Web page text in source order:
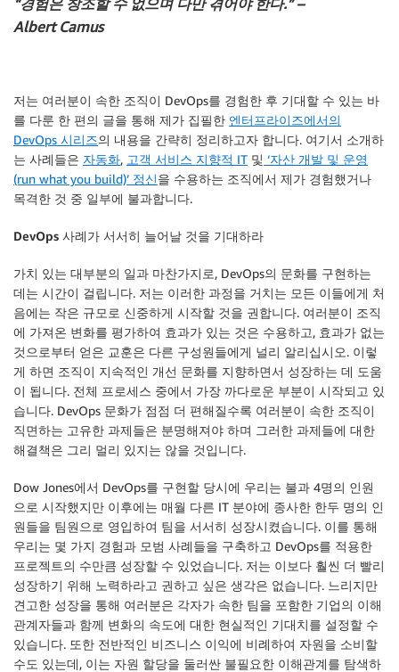
“경험은 창조할 수 없으며 다만 겪어야 한다.” –
Albert Camus
저는 여러분이 속한 조직이 DevOps를 경험한 후 기대할 수 있는 바
를 다룬 한 편의 글을 통해 제가 집필한 엔터프라이즈에서의
DevOps 시리즈의 내용을 간략히 정리하고자 합니다. 여기서 소개하
는 사례들은 자동화, 고객 서비스 지향적 IT 및 ‘자산 개발 및 운영
(run what you build)’ 정신을 수용하는 조직에서 제가 경험했거나
목격한 것 중 일부에 불과합니다.
DevOps 사례가 서서히 늘어날 것을 기대하라
가치 있는 대부분의 일과 마찬가지로, DevOps의 문화를 구현하는
데는 시간이 걸립니다. 저는 이러한 과정을 거치는 모든 이들에게 처
음에는 작은 규모로 신중하게 시작할 것을 권합니다. 여러분이 조직
에 가져온 변화를 평가하여 효과가 있는 것은 수용하고, 효과가 없는
것으로부터 얻은 교훈은 다른 구성원들에게 널리 알리십시오. 이렇
게 하면 조직이 지속적인 개선 문화를 지향하면서 성장하는 데 도움
이 됩니다. 전체 프로세스 중에서 가장 까다로운 부분이 시작되고 있
습니다. DevOps 문화가 점점 더 편해질수록 여러분이 속한 조직이
직면하는 고유한 과제들은 분명해져야 하며 그러한 과제들에 대한
해결책은 그리 멀리 있지는 않을 것입니다.
Dow Jones에서 DevOps를 구현할 당시에 우리는 불과 4명의 인원
으로 시작했지만 이후에는 매월 다른 IT 분야에 종사한 한두 명의 인
원들을 팀원으로 영입하여 팀을 서서히 성장시켰습니다. 이를 통해
우리는 몇 가지 경험과 모범 사례들을 구축하고 DevOps를 적용한
프로젝트의 수만큼 성장할 수 있었습니다. 저는 이보다 훨씬 더 빨리
성장하기 위해 노력하라고 권하고 싶은 생각은 없습니다. 느리지만
견고한 성장을 통해 여러분은 각자가 속한 팀을 포함한 기업의 이해
관계자들과 함께 변화의 속도에 대한 현실적인 기대치를 설정할 수
있습니다. 또한 전반적인 비즈니스 이익에 비례하여 자원을 소비할
수도 있는데, 이는 자원 할당을 둘러싼 불필요한 이해관계를 탐색하